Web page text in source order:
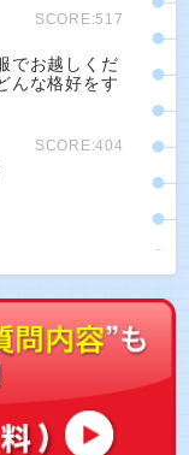
SCORE:517
でお越しくだ
んな格好をす
SCORE:404